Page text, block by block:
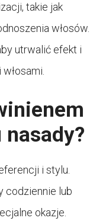
takie jak
włosów.
utrwalić efekt i
nasady?
i stylu.
codziennie lub
okazje.